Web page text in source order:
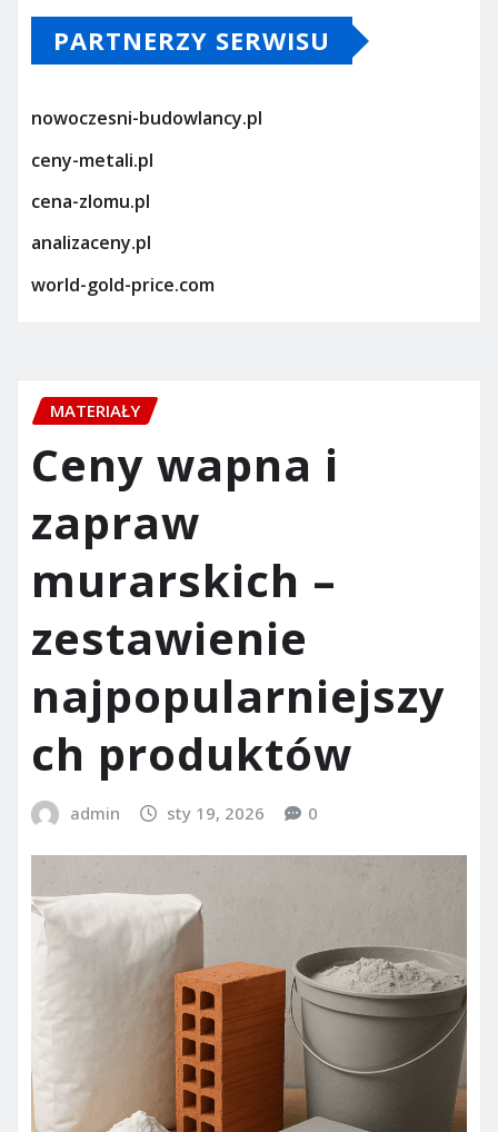
PARTNERZY SERWISU
nowoczesni-budowlancy.pl
ceny-metali.pl
cena-zlomu.pl
analizaceny.pl
world-gold-price.com
MATERIAŁY
Ceny wapna i
zapraw
murarskich –
zestawienie
najpopularniejszy
ch produktów
admin sty 19, 2026 0